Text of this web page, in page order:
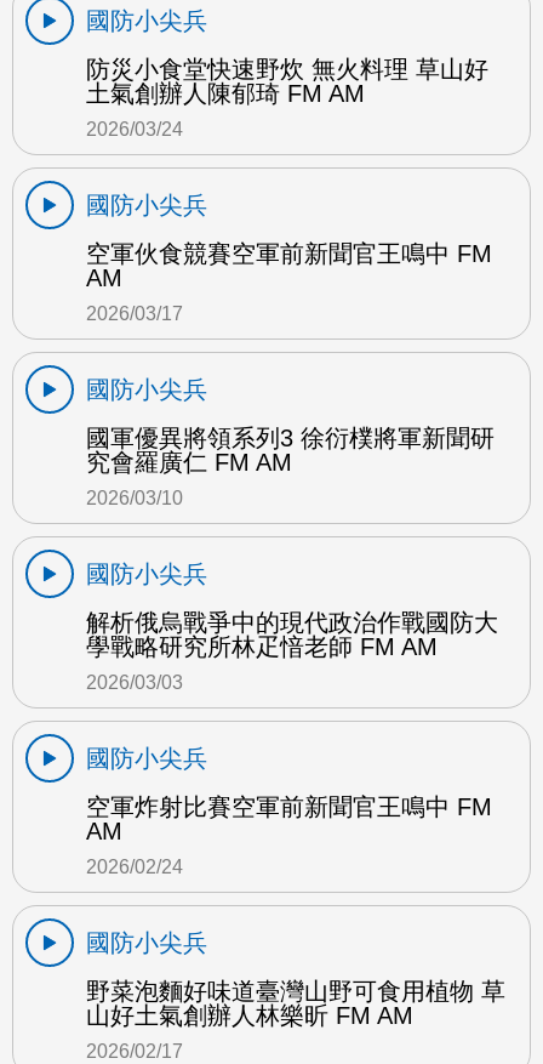
國防小尖兵
防災小食堂快速野炊 無火料理 草山好
土氣創辦人陳郁琦 FM AM
2026/03/24
國防小尖兵
空軍伙食競賽空軍前新聞官王鳴中 FM
AM
2026/03/17
國防小尖兵
國軍優異將領系列3 徐衍樸將軍新聞研
究會羅廣仁 FM AM
2026/03/10
國防小尖兵
解析俄烏戰爭中的現代政治作戰國防大
學戰略研究所林疋愔老師 FM AM
2026/03/03
國防小尖兵
空軍炸射比賽空軍前新聞官王鳴中 FM
AM
2026/02/24
國防小尖兵
野菜泡麵好味道臺灣山野可食用植物 草
山好土氣創辦人林樂昕 FM AM
2026/02/17